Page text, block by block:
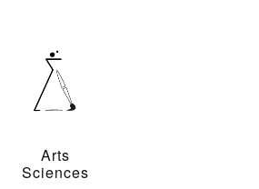
Arts
Sciences